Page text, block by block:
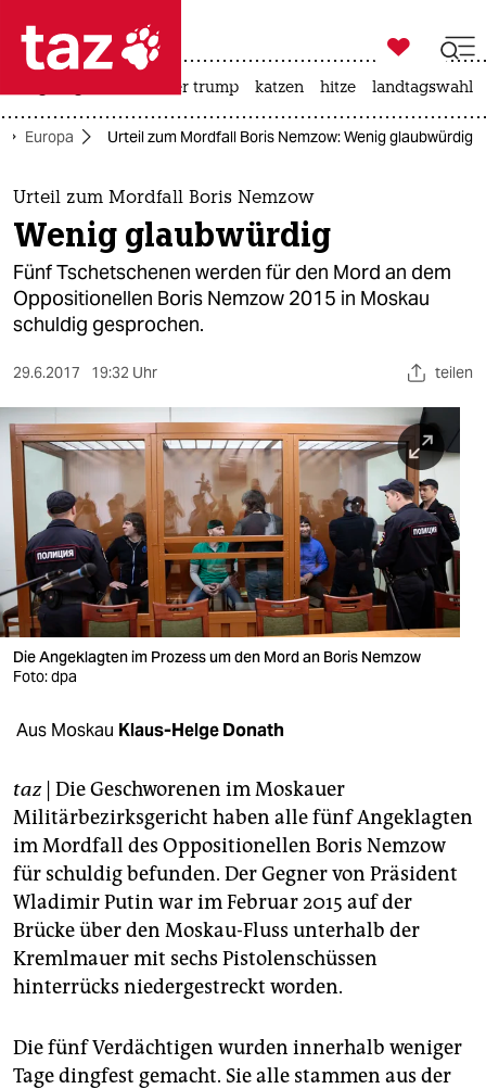
 taz zahl ich
taz zahl ich
themen
politik
öko
gesellschaft
sport
berlin
nord
wahrheit
verlag
verlag
veranstaltungen
fragen & hilfe
unterstützen
abo
genossenschaft
epaper login

taz zahl ich
usa unter trump katzen hitze landtagswahl
Europa Urteil zum Mordfall Boris Nemzow: Wenig glaubwürdig
Urteil zum Mordfall Boris Nemzow
Wenig glaubwürdig
Fünf Tschetschenen werden für den Mord an dem
Oppositionellen Boris Nemzow 2015 in Moskau
schuldig gesprochen.
29.6.2017 19:32 Uhr teilen
Die Angeklagten im Prozess um den Mord an Boris Nemzow
Foto: dpa
Aus Moskau Klaus-Helge Donath
taz| Die Geschworenen im Moskauer
Militärbezirksgericht haben alle fünf Angeklagten
im Mordfall des Oppositionellen Boris Nemzow
für schuldig befunden. Der Gegner von Präsident
Wladimir Putin war im Februar 2015 auf der
Brücke über den Moskau-Fluss unterhalb der
Kremlmauer mit sechs Pistolenschüssen
hinterrücks niedergestreckt worden.
Die fünf Verdächtigen wurden innerhalb weniger
Tage dingfest gemacht. Sie alle stammen aus der